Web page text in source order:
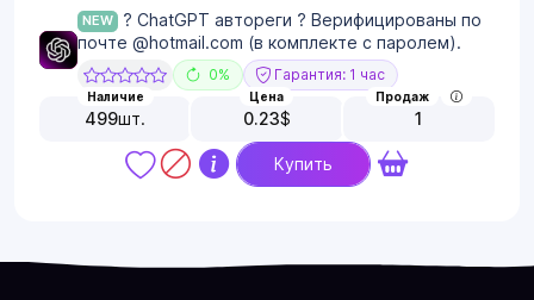
NEW
? ChatGPT автореги ? Верифицированы по
почте @hotmail.com (в комплекте с паролем).
0% Гарантия: 1 час
Наличие
499шт.
Цена
0.23$
Продаж
1
Купить